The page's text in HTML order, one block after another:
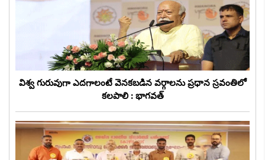
విశ్వ గురువుగా ఎదగాలంటే వెనకబడిన వర్గాలను ప్రధాన స్రవంతిలో
కలపాలి : భాగవత్